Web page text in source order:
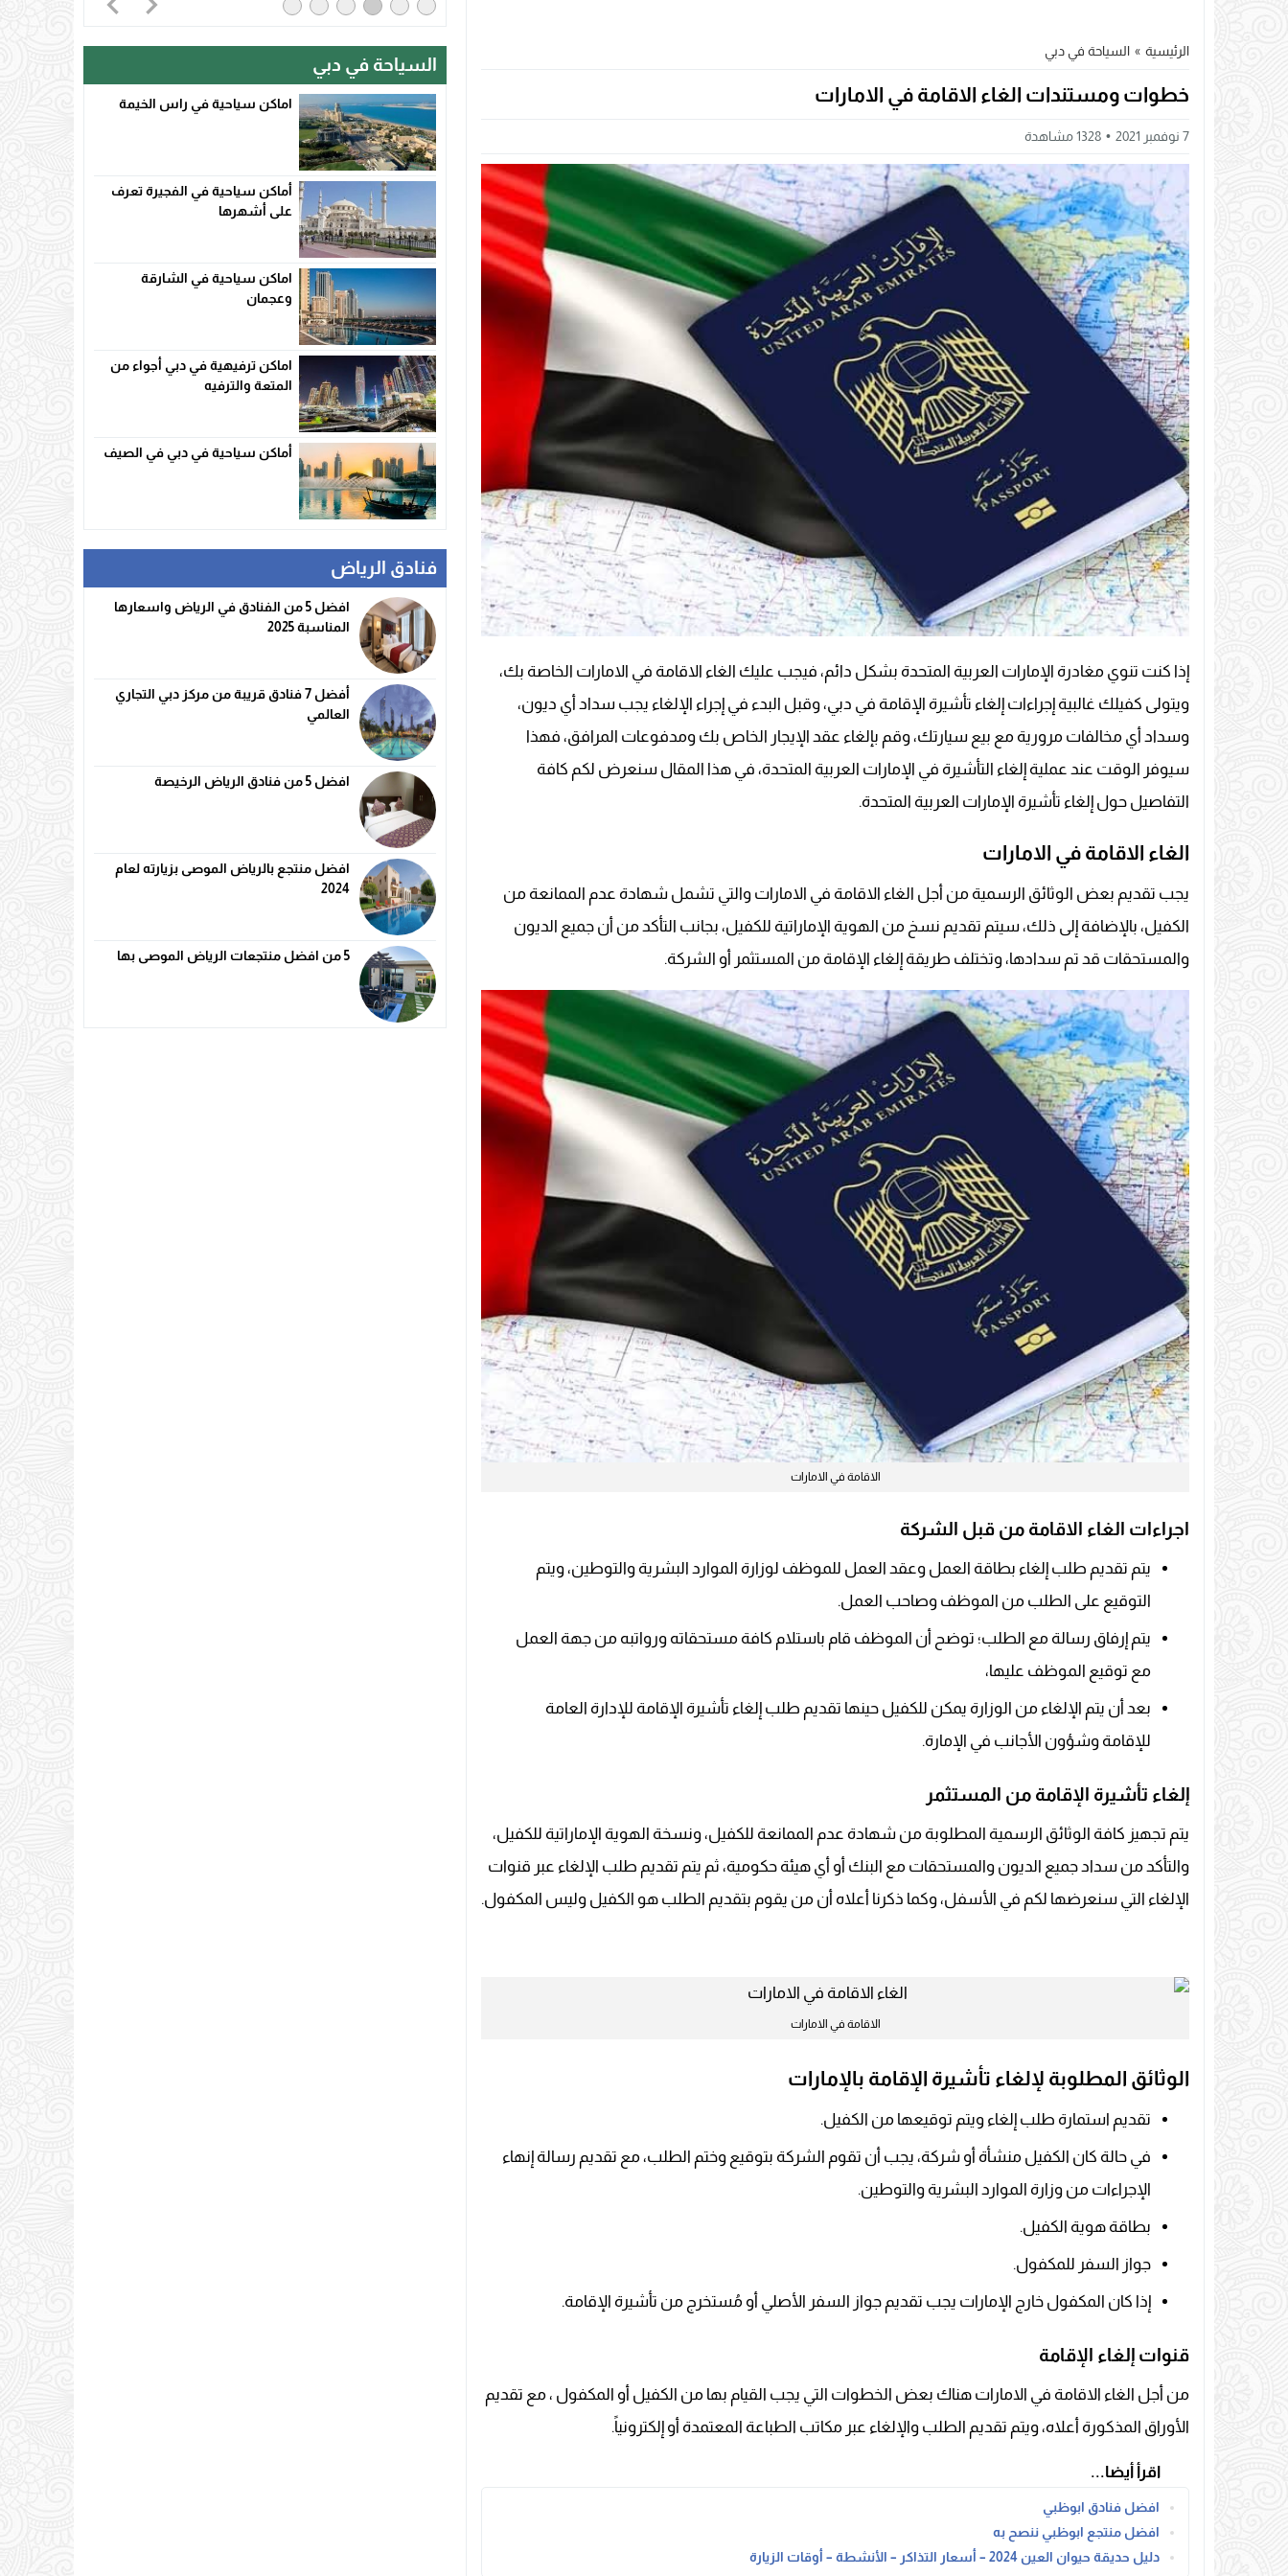
الرئيسية » السياحة في دبي
خطوات ومستندات الغاء الاقامة في الامارات
7 نوفمبر 2021 1328مشاهدة
إذا كنت تنوي مغادرة الإمارات العربية المتحدة بشكل دائم، فيجب عليك الغاء الاقامة في الامارات الخاصة بك،
ويتولى كفيلك غالبية إجراءات إلغاء تأشيرة الإقامة في دبي، وقبل البدء في إجراء الإلغاء يجب سداد أي ديون،
وسداد أي مخالفات مرورية مع بيع سيارتك، وقم بإلغاء عقد الإيجار الخاص بك ومدفوعات المرافق، فهذا
سيوفر الوقت عند عملية إلغاء التأشيرة في الإمارات العربية المتحدة، في هذا المقال سنعرض لكم كافة
التفاصيل حول إلغاء تأشيرة الإمارات العربية المتحدة.
الغاء الاقامة في الامارات
يجب تقديم بعض الوثائق الرسمية من أجل الغاء الاقامة في الامارات والتي تشمل شهادة عدم الممانعة من
الكفيل، بالإضافة إلى ذلك، سيتم تقديم نسخ من الهوية الإماراتية للكفيل، بجانب التأكد من أن جميع الديون
والمستحقات قد تم سدادها، وتختلف طريقة إلغاء الإقامة من المستثمر أو الشركة.
الاقامة في الامارات
اجراءات الغاء الاقامة من قبل الشركة
يتم تقديم طلب إلغاء بطاقة العمل وعقد العمل للموظف لوزارة الموارد البشرية والتوطين، ويتم
التوقيع على الطلب من الموظف وصاحب العمل.
يتم إرفاق رسالة مع الطلب؛ توضح أن الموظف قام باستلام كافة مستحقاته ورواتبه من جهة العمل
مع توقيع الموظف عليها،
بعد أن يتم الإلغاء من الوزارة يمكن للكفيل حينها تقديم طلب إلغاء تأشيرة الإقامة للإدارة العامة
للإقامة وشؤون الأجانب في الإمارة.
إلغاء تأشيرة الإقامة من المستثمر
يتم تجهيز كافة الوثائق الرسمية المطلوبة من شهادة عدم الممانعة للكفيل، ونسخة الهوية الإماراتية للكفيل،
والتأكد من سداد جميع الديون والمستحقات مع البنك أو أي هيئة حكومية، ثم يتم تقديم طلب الإلغاء عبر قنوات
الإلغاء التي سنعرضها لكم في الأسفل، وكما ذكرنا أعلاه أن من يقوم بتقديم الطلب هو الكفيل وليس المكفول.
الاقامة في الامارات
الوثائق المطلوبة لإلغاء تأشيرة الإقامة بالإمارات
تقديم استمارة طلب إلغاء ويتم توقيعها من الكفيل.
في حالة كان الكفيل منشأة أو شركة، يجب أن تقوم الشركة بتوقيع وختم الطلب، مع تقديم رسالة إنهاء
الإجراءات من وزارة الموارد البشرية والتوطين.
بطاقة هوية الكفيل.
جواز السفر للمكفول.
إذا كان المكفول خارج الإمارات يجب تقديم جواز السفر الأصلي أو مُستخرج من تأشيرة الإقامة.
قنوات إلغاء الإقامة
من أجل الغاء الاقامة في الامارات هناك بعض الخطوات التي يجب القيام بها من الكفيل أو المكفول ، مع تقديم
الأوراق المذكورة أعلاه، ويتم تقديم الطلب والإلغاء عبر مكاتب الطباعة المعتمدة أو إلكترونياً.
اقرأ أيضا...
افضل فنادق ابوظبي
افضل منتجع ابوظبي ننصح به
دليل حديقة حيوان العين 2024 – أسعار التذاكر – الأنشطة – أوقات الزيارة
السياحة في دبي
اماكن سياحية في راس الخيمة
أماكن سياحية في الفجيرة تعرف
على أشهرها
اماكن سياحية في الشارقة
وعجمان
اماكن ترفيهية في دبي أجواء من
المتعة والترفيه
أماكن سياحية في دبي في الصيف
فنادق الرياض
افضل 5 من الفنادق في الرياض واسعارها
المناسبة 2025
أفضل 7 فنادق قريبة من مركز دبي التجاري
العالمي
افضل 5 من فنادق الرياض الرخيصة
افضل منتجع بالرياض الموصى بزيارته لعام
2024
5 من افضل منتجعات الرياض الموصى بها